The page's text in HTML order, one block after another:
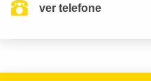
ver telefone